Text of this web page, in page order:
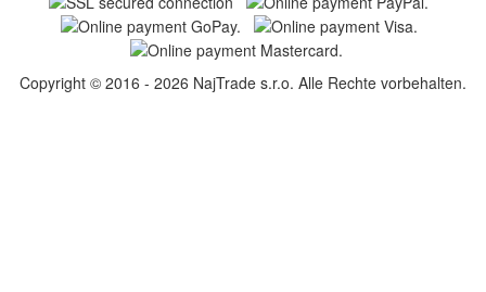
Copyright © 2016 - 2026 NajTrade s.r.o. Alle Rechte vorbehalten.